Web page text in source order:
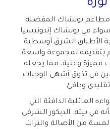
مطاعم بونشاك المفضلة
سواء في بونشاك إندونيسيا
الأطباق الشرق أوسطية
بتقديمه لمجموعة واسعة
مميزة وغنية، مما يجعله
في تذوق أشهى الوجبات
ودافئ.
العائلية الدافئة التي
في بيته. الديكور الشرقي
من الأصالة والتراث